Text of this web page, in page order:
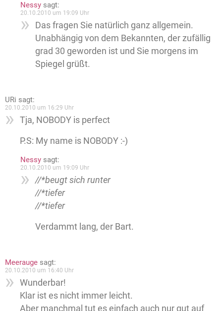
Nessy sagt:
20.10.2010 um 19:09 Uhr
Das fragen Sie natürlich ganz allgemein.
Unabhängig von dem Bekannten, der zufällig
grad 30 geworden ist und Sie morgens im
Spiegel grüßt.
URi sagt:
20.10.2010 um 16:29 Uhr
Tja, NOBODY is perfect
P.S: My name is NOBODY :-)
Nessy sagt:
20.10.2010 um 19:09 Uhr
//*beugt sich runter
//*tiefer
//*tiefer
Verdammt lang, der Bart.
Meerauge sagt:
20.10.2010 um 16:40 Uhr
Wunderbar!
Klar ist es nicht immer leicht.
Aber manchmal tut es einfach auch nur gut auf